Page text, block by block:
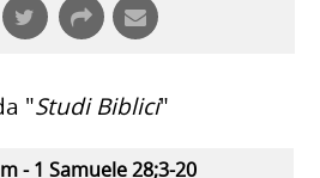
"Studi Biblici"
- 1 Samuele 28;3-20